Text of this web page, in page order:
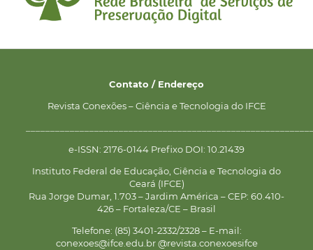
Contato / Endereço
Revista Conexões – Ciência e Tecnologia do IFCE
e-ISSN: 2176-0144 Prefixo DOI: 10.21439
Instituto Federal de Educação, Ciência e Tecnologia do
Ceará (IFCE)
Rua Jorge Dumar, 1.703 – Jardim América – CEP: 60.410-
426 – Fortaleza/CE – Brasil
Telefone: (85) 3401-2332/2328 – E-mail:
conexoes@ifce.edu.br @revista.conexoesifce